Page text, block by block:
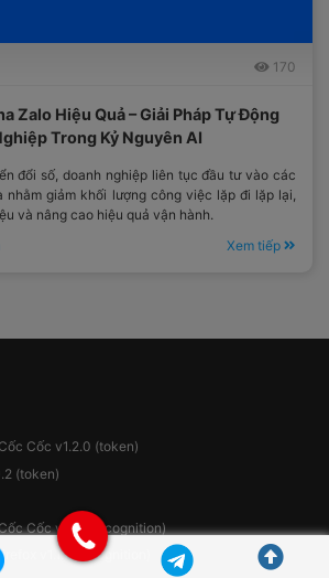
170
Zalo Hiệu Quả – Giải Pháp Tự Động
Trong Kỷ Nguyên AI
đổi số, doanh nghiệp liên tục đầu tư vào các
nhằm giảm khối lượng công việc lặp đi lặp lại,
và nâng cao hiệu quả vận hành.
Xem tiếp
Cốc v1.2.0 (token)
(token)
Cốc v1.1.1 (recognition)
v1.1.1 (recognition)